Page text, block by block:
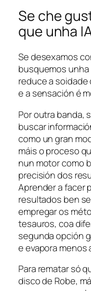
Se che
que unha
Se desexamos
busquemos unha
reduce a
e a sensación é
Por outra banda,
buscar
como un gran
máis o proceso
nun motor como
precisión dos
Aprender a facer
resultados ben
empregar os
tesauros, coa
segunda opción
e evapora menos
Para rematar só
disco de Robe,